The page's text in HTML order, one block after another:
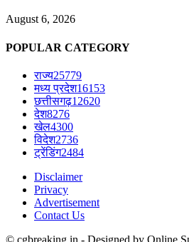
August 6, 2026
POPULAR CATEGORY
राज्य25779
मध्य प्रदेश16153
छत्तीसगढ़12620
देश8276
खेल4300
विदेश2736
ट्रेंडिंग2484
Disclaimer
Privacy
Advertisement
Contact Us
© cgbreaking.in - Designed by Online